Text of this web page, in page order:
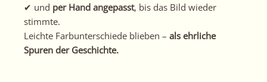
✔ und per Hand angepasst, bis das Bild wieder
stimmte.
Leichte Farbunterschiede blieben – als ehrliche
Spuren der Geschichte.